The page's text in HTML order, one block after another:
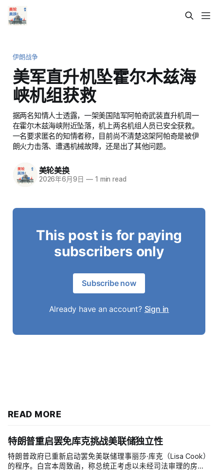
伊朗战争
美军直升机坠霍尔木兹海
峡机组获救
据两名知情人士透露，一架美国陆军阿帕奇武装直升机周一
在霍尔木兹海峡附近坠落，机上两名机组人员已安全获救。
一名要求匿名的知情者称，目前尚不清楚这架阿帕奇是被伊
朗火力击落、遭遇机械故障，还是出了其他问题。
美轮美换
2026年6月9日 —1 min read
This post is for paying
subscribers only
Subscribe now
Already have an account? Sign in
READ MORE
特朗普重启罢免库克挑战美联储独立性
特朗普政府已重新启动罢免美联储理事丽莎·库克（Lisa Cook）
的程序。白宫本周致函，称总统正考虑以未经司法审理的房贷